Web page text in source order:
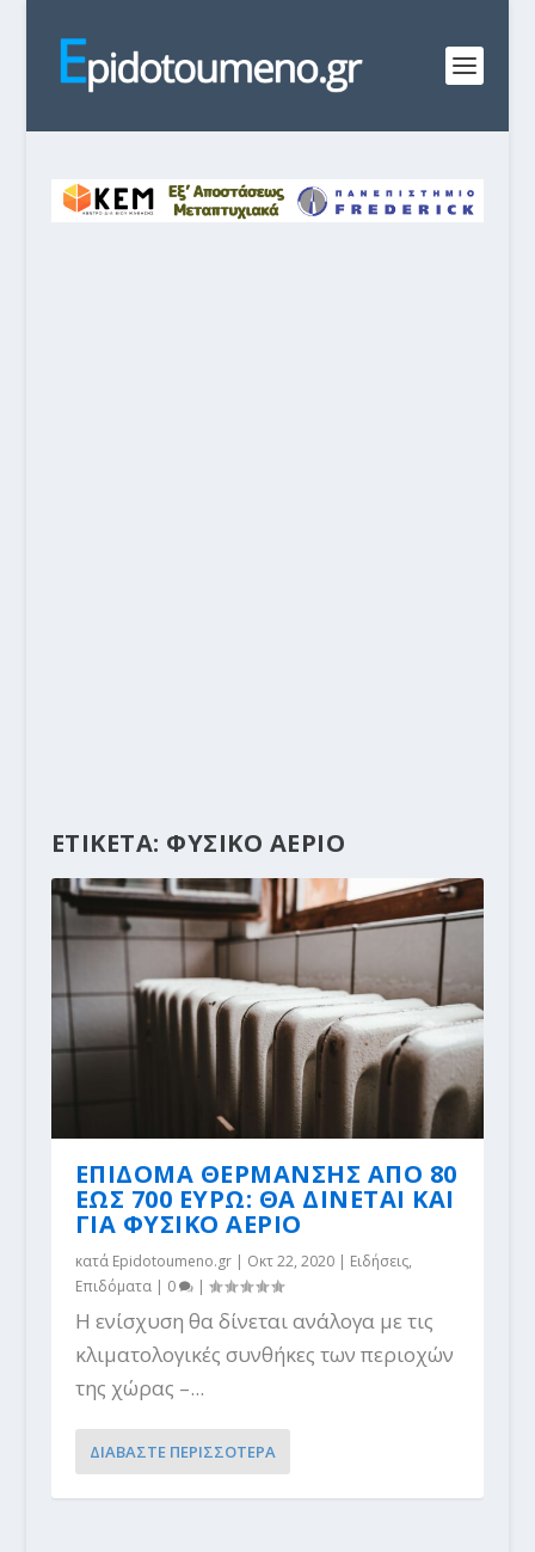
ΕΤΙΚΕΤΑ: ΦΥΣΙΚΟ ΑΕΡΙΟ
ΕΠΙΔΟΜΑ ΘΕΡΜΑΝΣΗΣ ΑΠΟ 80
ΕΩΣ 700 ΕΥΡΩ: ΘΑ ΔΙΝΕΤΑΙ ΚΑΙ
ΓΙΑ ΦΥΣΙΚΟ ΑΕΡΙΟ
κατά Epidotoumeno.gr| Οκτ 22, 2020| Ειδήσεις,
Επιδόματα| 0 |
Η ενίσχυση θα δίνεται ανάλογα με τις
κλιματολογικές συνθήκες των περιοχών
της χώρας –...
ΔΙΑΒΑΣΤΕ ΠΕΡΙΣΣΟΤΕΡΑ